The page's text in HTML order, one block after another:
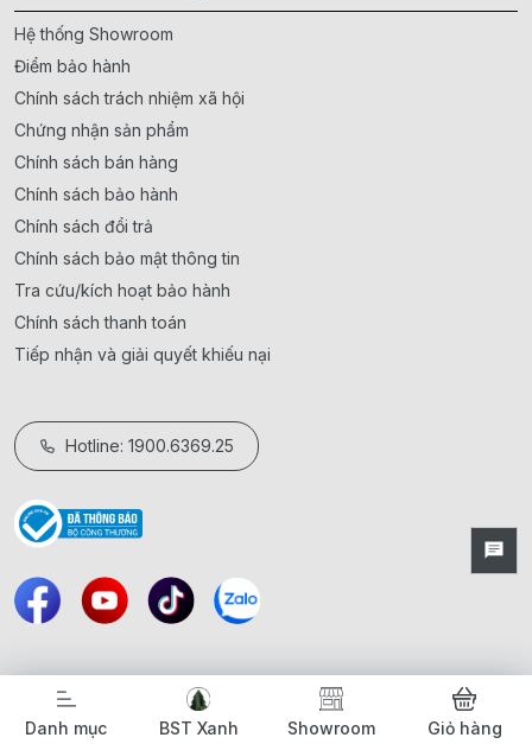
Hệ thống Showroom
Điểm bảo hành
Chính sách trách nhiệm xã hội
Chứng nhận sản phẩm
Chính sách bán hàng
Chính sách bảo hành
Chính sách đổi trả
Chính sách bảo mật thông tin
Tra cứu/kích hoạt bảo hành
Chính sách thanh toán
Tiếp nhận và giải quyết khiếu nại
Hotline: 1900.6369.25
Danh mục BST Xanh Showroom Giỏ hàng